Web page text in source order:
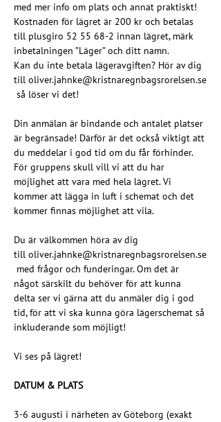
med mer info om plats och annat praktiskt!
Kostnaden för lägret är 200 kr och betalas
till plusgiro 52 55 68-2 innan lägret, märk
inbetalningen ”Läger” och ditt namn.
Kan du inte betala lägeravgiften? Hör av dig
till oliver.jahnke@kristnaregnbagsrorelsen.se
så löser vi det!
Din anmälan är bindande och antalet platser
är begränsade! Därför är det också viktigt att
du meddelar i god tid om du får förhinder.
För gruppens skull vill vi att du har
möjlighet att vara med hela lägret. Vi
kommer att lägga in luft i schemat och det
kommer finnas möjlighet att vila.
Du är välkommen höra av dig
till oliver.jahnke@kristnaregnbagsrorelsen.se
med frågor och funderingar. Om det är
något särskilt du behöver för att kunna
delta ser vi gärna att du anmäler dig i god
tid, för att vi ska kunna göra lägerschemat så
inkluderande som möjligt!
Vi ses på lägret!
DATUM & PLATS
3-6 augusti i närheten av Göteborg (exakt